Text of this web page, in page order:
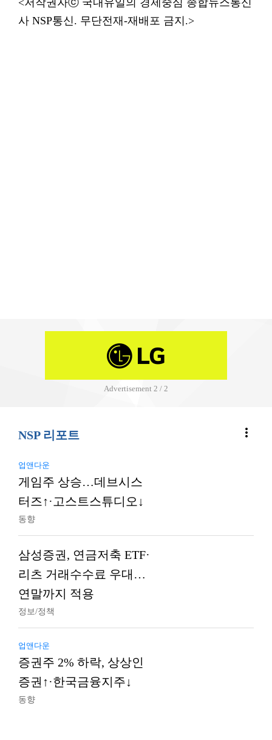
<저작권자ⓒ 국내유일의 경제중심 종합뉴스통신
사 NSP통신. 무단전재-재배포 금지.>
Advertisement 2 / 2
NSP 리포트 more_vert
업앤다운
게임주 상승…데브시스
터즈↑·고스트스튜디오↓
동향
삼성증권, 연금저축 ETF·
리츠 거래수수료 우대…
연말까지 적용
정보/정책
업앤다운
증권주 2% 하락, 상상인
증권↑·한국금융지주↓
동향